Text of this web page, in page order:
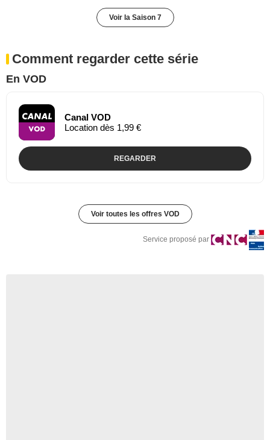
Voir la Saison 7
Comment regarder cette série
En VOD
Canal VOD
Location dès 1,99 €
REGARDER
Voir toutes les offres VOD
Service proposé par